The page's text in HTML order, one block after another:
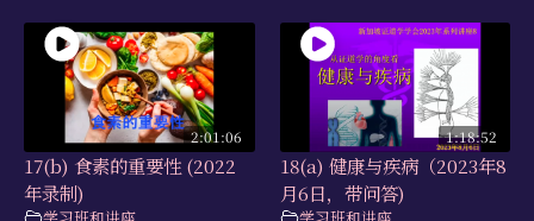
2:01:06
17(b) 食素的重要性 (2022
年录制)
1:18:52
18(a) 健康与疾病（2023年8
月6日，带问答)